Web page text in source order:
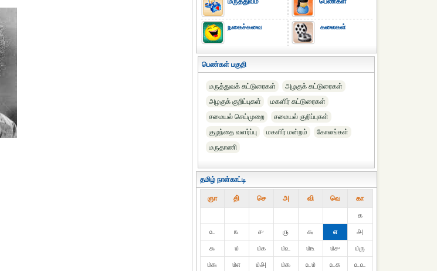
நகைச்சுவை கலைகள்
பெண்கள் பகுதி
மருத்துவக் கட்டுரைகள்
அழகுக் கட்டுரைகள்
அழகுக் குறிப்புகள்
மகளிர் கட்டுரைகள்
சமையல் செய்முறை
சமையல் குறிப்புகள்
குழந்தை வளர்ப்பு
மகளிர் மன்றம்
கோலங்கள்
மருதாணி
தமிழ் நாள்காட்டி
ஞா தி் செ அ வி வெ கா
௧
௨
௩ ௪ ௫ ௬ ௭
௮
௯
௰ ௰௧ ௰௨ ௰௩ ௰௪
௰௫
௰௬
௰௭ ௰௮ ௰௯ ௨௰ ௨௧
௨௨